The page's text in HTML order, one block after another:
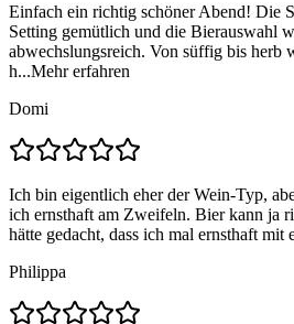
Einfach ein richtig schöner Abend! Die
Setting gemütlich und die Bierauswahl
abwechslungsreich. Von süffig bis herb
h...Mehr erfahren
Domi
Ich bin eigentlich eher der Wein-Typ,
ich ernsthaft am Zweifeln. Bier kann ja
hätte gedacht, dass ich mal ernsthaft mit
Philippa